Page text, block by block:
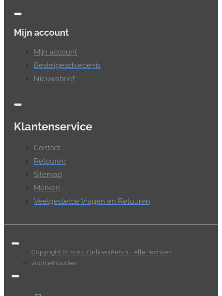
Mijn account
Mijn account
Bestelgeschiedenis
Nieuwsbrief
Klantenservice
Contact
Retouren
Sitemap
Merken
Veelgestelde Vragen en Retouren
Copyright © 2022, Online4Pets.nl, Alle rechten
voorbehouden